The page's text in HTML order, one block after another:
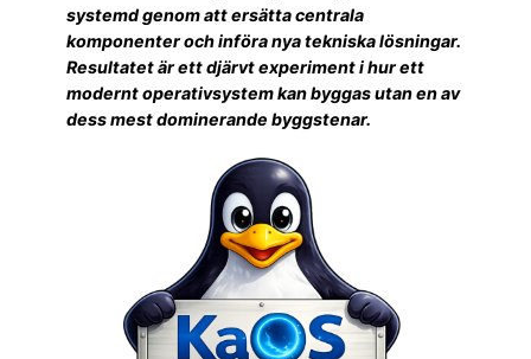
systemd genom att ersätta centrala
komponenter och införa nya tekniska lösningar.
Resultatet är ett djärvt experiment i hur ett
modernt operativsystem kan byggas utan en av
dess mest dominerande byggstenar.